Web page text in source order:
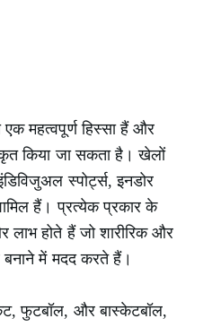
महत्वपूर्ण हिस्सा हैं और
किया जा सकता है। खेलों
स्पोर्ट्स, इनडोर
हैं। प्रत्येक प्रकार के
होते हैं जो शारीरिक और
बनाने में मदद करते हैं।
फुटबॉल, और बास्केटबॉल,